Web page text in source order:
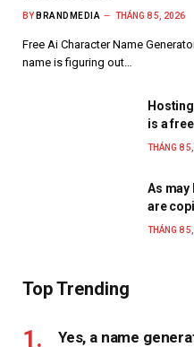
BY BRANDMEDIA THÁNG 8 5, 2026
Free Ai Character Name
name is figuring out…
is a
THÁNG 8
As
are
THÁNG 8
Top Trending
Yes, a name